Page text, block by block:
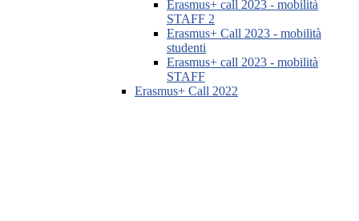
Erasmus+ call 2023 - mobilità
STAFF 2
Erasmus+ Call 2023 - mobilità
studenti
Erasmus+ call 2023 - mobilità
STAFF
Erasmus+ Call 2022